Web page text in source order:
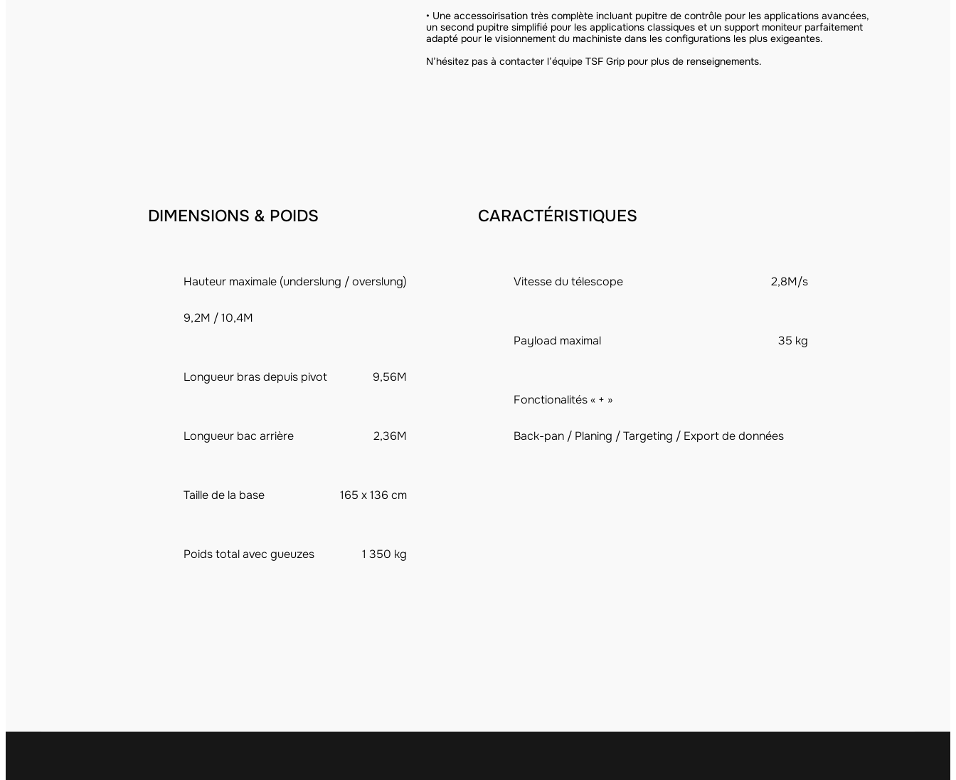
• Une accessoirisation très complète incluant pupitre de contrôle pour les applications avancées,
un second pupitre simplifié pour les applications classiques et un support moniteur parfaitement
adapté pour le visionnement du machiniste dans les configurations les plus exigeantes.
N’hésitez pas à contacter l’équipe TSF Grip pour plus de renseignements.
DIMENSIONS & POIDS
Hauteur maximale (underslung / overslung)
9,2M / 10,4M
Longueur bras depuis pivot 9,56M
Longueur bac arrière 2,36M
Taille de la base 165 x 136 cm
Poids total avec gueuzes 1 350 kg
CARACTÉRISTIQUES
Vitesse du télescope 2,8M/s
Payload maximal 35 kg
Fonctionalités « + »
Back-pan / Planing / Targeting / Export de données